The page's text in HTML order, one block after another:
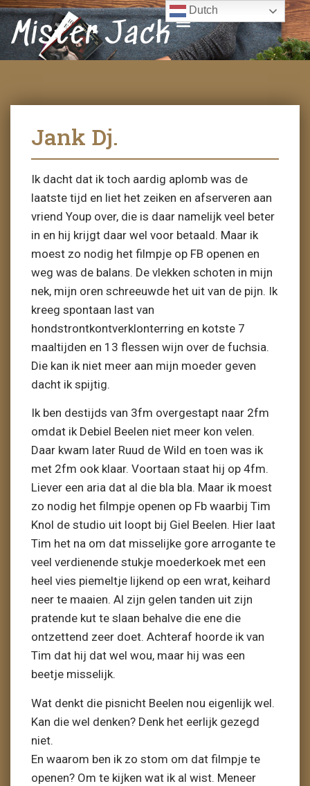
Mister Jack
Jank Dj.
Ik dacht dat ik toch aardig aplomb was de
laatste tijd en liet het zeiken en afserveren aan
vriend Youp over, die is daar namelijk veel beter
in en hij krijgt daar wel voor betaald. Maar ik
moest zo nodig het filmpje op FB openen en
weg was de balans. De vlekken schoten in mijn
nek, mijn oren schreeuwde het uit van de pijn. Ik
kreeg spontaan last van
hondstrontkontverklonterring en kotste 7
maaltijden en 13 flessen wijn over de fuchsia.
Die kan ik niet meer aan mijn moeder geven
dacht ik spijtig.
Ik ben destijds van 3fm overgestapt naar 2fm
omdat ik Debiel Beelen niet meer kon velen.
Daar kwam later Ruud de Wild en toen was ik
met 2fm ook klaar. Voortaan staat hij op 4fm.
Liever een aria dat al die bla bla. Maar ik moest
zo nodig het filmpje openen op Fb waarbij Tim
Knol de studio uit loopt bij Giel Beelen. Hier laat
Tim het na om dat misselijke gore arrogante te
veel verdienende stukje moederkoek met een
heel vies piemeltje lijkend op een wrat, keihard
neer te maaien. Al zijn gelen tanden uit zijn
pratende kut te slaan behalve die ene die
ontzettend zeer doet. Achteraf hoorde ik van
Tim dat hij dat wel wou, maar hij was een
beetje misselijk.
Wat denkt die pisnicht Beelen nou eigenlijk wel.
Kan die wel denken? Denk het eerlijk gezegd
niet.
En waarom ben ik zo stom om dat filmpje te
openen? Om te kijken wat ik al wist. Meneer
Dutch